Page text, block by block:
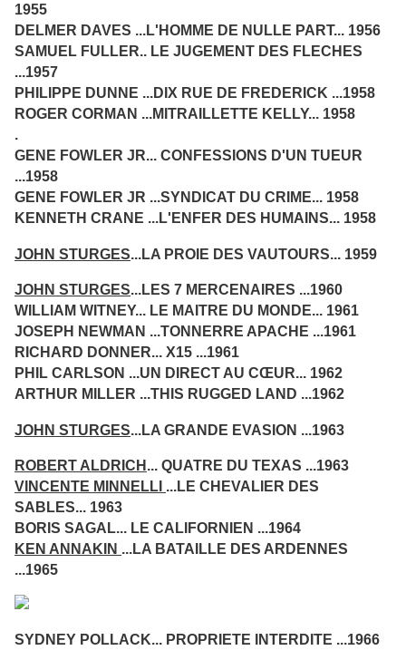
1955
DELMER DAVES ...L'HOMME DE NULLE PART... 1956
SAMUEL FULLER.. LE JUGEMENT DES FLECHES
...1957
PHILIPPE DUNNE ...DIX RUE DE FREDERICK ...1958
ROGER CORMAN ...MITRAILLETTE KELLY... 1958
.
GENE FOWLER JR... CONFESSIONS D'UN TUEUR
...1958
GENE FOWLER JR ...SYNDICAT DU CRIME... 1958
KENNETH CRANE ...L'ENFER DES HUMAINS... 1958
JOHN STURGES...LA PROIE DES VAUTOURS... 1959
JOHN STURGES...LES 7 MERCENAIRES ...1960
WILLIAM WITNEY... LE MAITRE DU MONDE... 1961
JOSEPH NEWMAN ...TONNERRE APACHE ...1961
RICHARD DONNER... X15 ...1961
PHIL CARLSON ...UN DIRECT AU CŒUR... 1962
ARTHUR MILLER ...THIS RUGGED LAND ...1962
JOHN STURGES...LA GRANDE EVASION ...1963
ROBERT ALDRICH ... QUATRE DU TEXAS ...1963
VINCENTE MINNELLI ...LE CHEVALIER DES
SABLES... 1963
BORIS SAGAL... LE CALIFORNIEN ...1964
KEN ANNAKIN ...LA BATAILLE DES ARDENNES
...1965
SYDNEY POLLACK... PROPRIETE INTERDITE ...1966